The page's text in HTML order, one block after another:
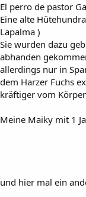
El perro de pastor
Eine alte
Lapalma )
Sie wurden dazu
abhanden
allerdings nur in
dem Harzer Fuchs
kräftiger vom
Meine Maiky mit 1
und hier mal ein